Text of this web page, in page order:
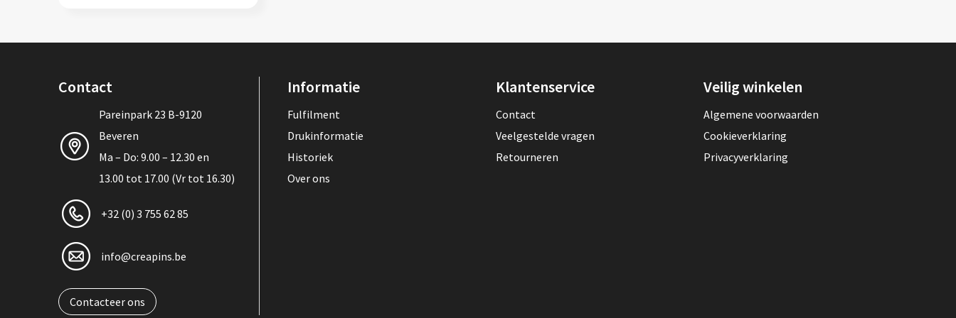
Contact
Pareinpark 23 B-9120
Beveren
Ma – Do: 9.00 – 12.30 en
13.00 tot 17.00 (Vr tot 16.30)
+32 (0) 3 755 62 85
info@creapins.be
Contacteer ons
Informatie
Fulfilment
Drukinformatie
Historiek
Over ons
Klantenservice
Contact
Veelgestelde vragen
Retourneren
Veilig winkelen
Algemene voorwaarden
Cookieverklaring
Privacyverklaring